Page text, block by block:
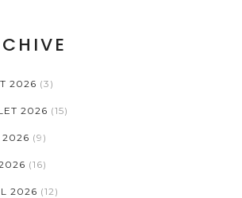
2026 (3)
2026 (15)
2026 (9)
(16)
2026 (12)